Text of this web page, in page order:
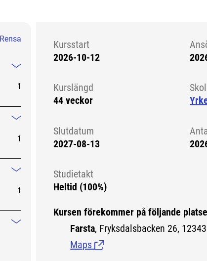
Rensa
1
Mindre information
1
Mindre information
1
Mindre information
Kursstart
2026-10-12
Kurslängd
44 veckor
Slutdatum
2027-08-13
Studietakt
Heltid (100%)
Kursen förekommer på följande
Farsta, Fryksdalsbacken 26,
Maps(Länk till extern sida.)